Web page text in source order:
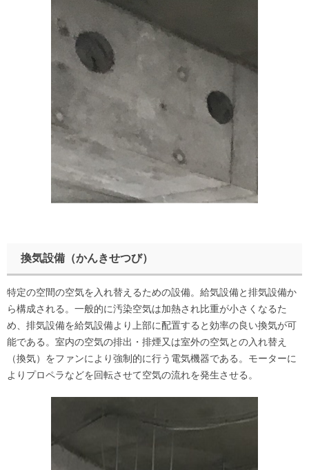
換気設備（かんきせつび）
特定の空間の空気を入れ替えるための設備。給気設備と排気設備か
ら構成される。一般的に汚染空気は加熱され比重が小さくなるた
め、排気設備を給気設備より上部に配置すると効率の良い換気が可
能である。室内の空気の排出・排煙又は室外の空気との入れ替え
（換気）をファンにより強制的に行う電気機器である。モーターに
よりプロペラなどを回転させて空気の流れを発生させる。